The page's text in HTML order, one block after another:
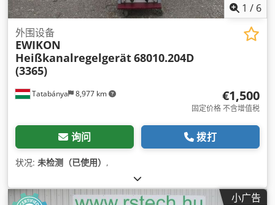
1 / 6
Tatabánya 8,977 km
外围设备
EWIKON
Heißkanalregelgerät68010.204D
(3365)
€1,500
固定价格 不含增值税
询问 拨打
状况: 未检测（已使用） ,
小广告